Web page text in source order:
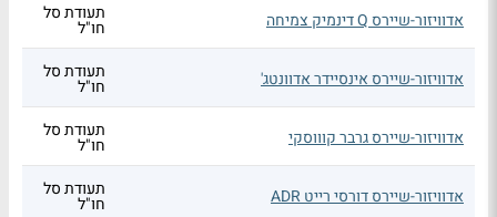
אדוויזור-שיירס Q דינמיק צמיחה תעודת סל
חו"ל
אדוויזור-שיירס אינסיידר אדוונטג' תעודת סל
חו"ל
אדוויזור-שיירס גרבר קוווסקי תעודת סל
חו"ל
אדוויזור-שיירס דורסי רייט ADR תעודת סל
חו"ל